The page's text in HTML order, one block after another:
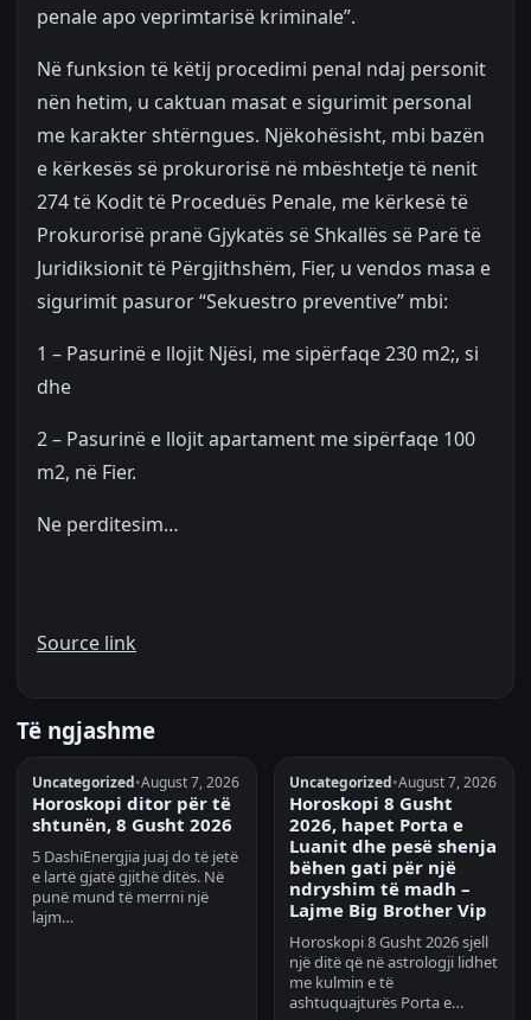
penale apo veprimtarisë kriminale”.
Në funksion të këtij procedimi penal ndaj personit
nën hetim, u caktuan masat e sigurimit personal
me karakter shtërngues. Njëkohësisht, mbi bazën
e kërkesës së prokurorisë në mbështetje të nenit
274 të Kodit të Proceduës Penale, me kërkesë të
Prokurorisë pranë Gjykatës së Shkallës së Parë të
Juridiksionit të Përgjithshëm, Fier, u vendos masa e
sigurimit pasuror “Sekuestro preventive” mbi:
1 – Pasurinë e llojit Njësi, me sipërfaqe 230 m2;, si
dhe
2 – Pasurinë e llojit apartament me sipërfaqe 100
m2, në Fier.
Ne perditesim…
Source link
Të ngjashme
Uncategorized•August 7, 2026
Horoskopi ditor për të
shtunën, 8 Gusht 2026
5 DashiEnergjia juaj do të jetë
e lartë gjatë gjithë ditës. Në
punë mund të merrni një
lajm…
Uncategorized•August 7, 2026
Horoskopi 8 Gusht
2026, hapet Porta e
Luanit dhe pesë shenja
bëhen gati për një
ndryshim të madh –
Lajme Big Brother Vip
Horoskopi 8 Gusht 2026 sjell
një ditë që në astrologji lidhet
me kulmin e të
ashtuquajturës Porta e…